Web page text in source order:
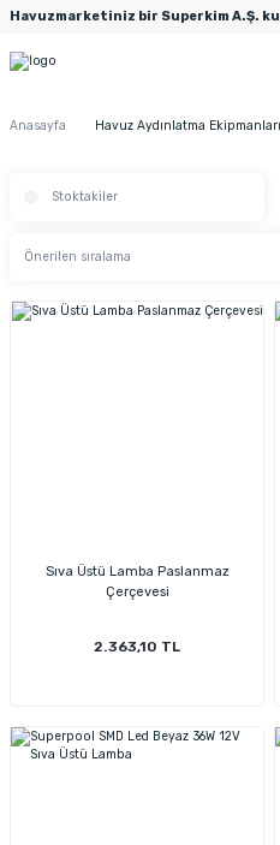
Havuzmarketiniz bir Superkim A.Ş.
Anasayfa Havuz Aydınlatma Ekipmanları
Stoktakiler
Sıva Üstü Lamba Paslanmaz
Çerçevesi
2.363,10 TL